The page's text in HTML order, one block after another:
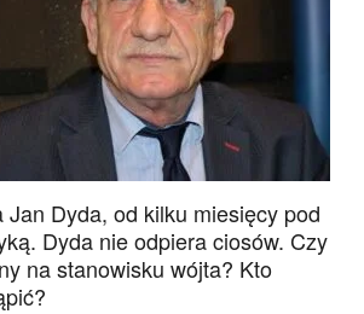
Jan Dyda, od kilku miesięcy pod
Dyda nie odpiera ciosów. Czy
na stanowisku wójta? Kto